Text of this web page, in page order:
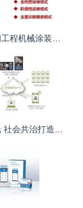
兰宝环保亮相工程机械涂装大会，共话VOCs废气治理提标下环保运维及设备升级新势态
点亮后厨之光 社会共治打造校园食安服务新格局